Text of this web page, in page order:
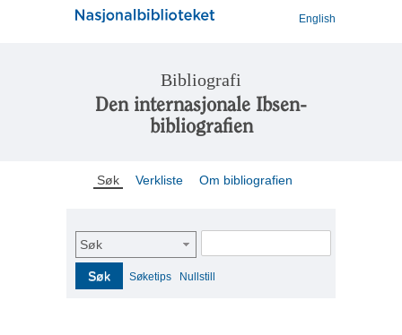
English
Bibliografi
Den internasjonale Ibsen-
bibliografien
Søk Verkliste Om bibliografien
Søk
Søk Søketips Nullstill